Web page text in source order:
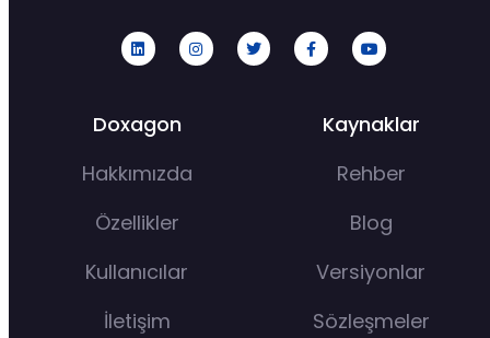
Doxagon
Hakkımızda
Özellikler
Kullanıcılar
İletişim
Kaynaklar
Rehber
Blog
Versiyonlar
Sözleşmeler